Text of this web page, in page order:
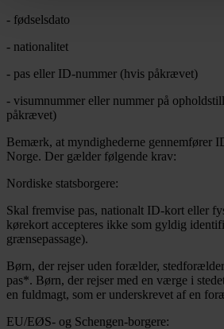
- fødselsdato
- nationalitet
- pas eller ID-nummer (hvis påkrævet)
- visumnummer eller nummer på
påkrævet)
Bemærk, at myndighederne gennemfører
Norge. Der gælder følgende krav:
Nordiske statsborgere:
Skal fremvise pas, nationalt ID-kort eller
kørekort accepteres ikke som gyldig
grænsepassage).
Børn, der rejser uden forælder,
pas*. Børn, der rejser med en værge i
en fuldmagt, som er underskrevet af en
EU/EØS- og Schengen-borgere: